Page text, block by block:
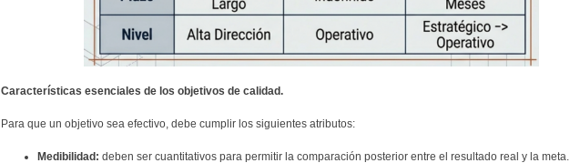
Características esenciales de los objetivos de calidad.
Para que un objetivo sea efectivo, debe cumplir los siguientes atributos:
Medibilidad: deben ser cuantitativos para permitir la comparación posterior entre el resultado real y la meta.